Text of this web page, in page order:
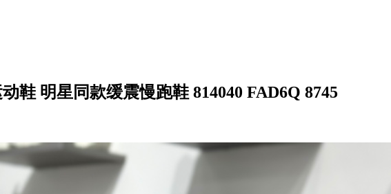
鞋 明星同款缓震慢跑鞋 814040 FAD6Q 8745